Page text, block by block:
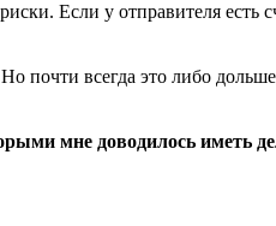
Если у отправителя есть
почти всегда это либо
мне доводилось иметь